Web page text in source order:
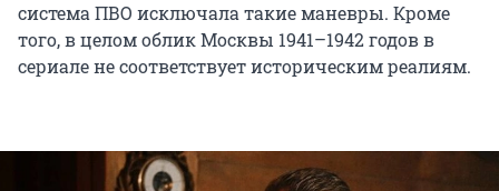
система ПВО исключала такие маневры. Кроме
того, в целом облик Москвы 1941–1942 годов в
сериале не соответствует историческим реалиям.